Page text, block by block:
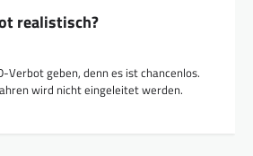
realistisch?
Verbot geben, denn es ist chancenlos.
wird nicht eingeleitet werden.